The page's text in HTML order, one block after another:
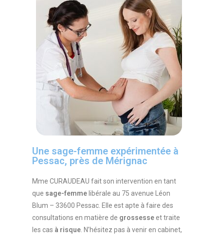
Une sage-femme expérimentée à
Pessac, près de Mérignac
Mme CURAUDEAU fait son intervention en tant
que sage-femmelibérale au 75 avenue Léon
Blum – 33600 Pessac. Elle est apte à faire des
consultations en matière de grossesseet traite
les cas à risque . N’hésitez pas à venir en cabinet,